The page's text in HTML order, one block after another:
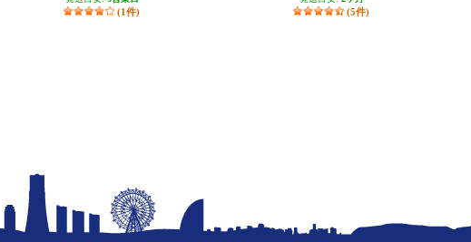
(1件) (5件)